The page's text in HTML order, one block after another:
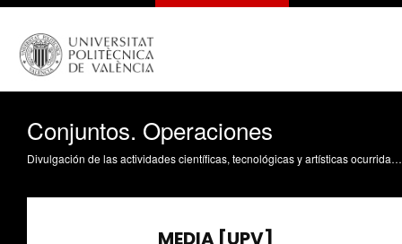
Conjuntos. Operaciones
Divulgación de las actividades científicas, tecnológicas y artísticas ocurridas en los tres campus de la UPV